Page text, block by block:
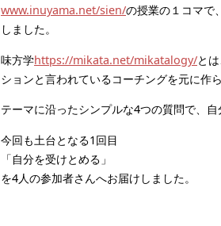
www.inuyama.net/sien/の授業の１コマで
しました。
味方学https://mikata.net/mikatalogy/と
ションと言われているコーチングを元に作
テーマに沿ったシンプルな4つの質問で、自
今回も土台となる1回目
「自分を受けとめる」
を4人の参加者さんへお届けしました。